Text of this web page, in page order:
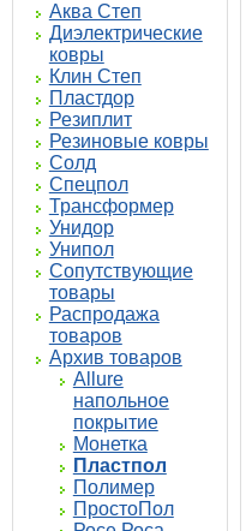
Аква Степ
Диэлектрические
ковры
Клин Степ
Пластдор
Резиплит
Резиновые ковры
Солд
Спецпол
Трансформер
Унидор
Унипол
Сопутствующие
товары
Распродажа
товаров
Архив товаров
Allure
напольное
покрытие
Монетка
Пластпол
Полимер
ПростоПол